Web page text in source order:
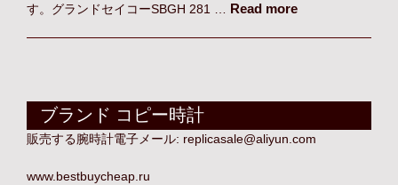
す。グランドセイコーSBGH 281 … Read more
ブランド コピー時計
販売する腕時計電子メール: replicasale@aliyun.com
www.bestbuycheap.ru